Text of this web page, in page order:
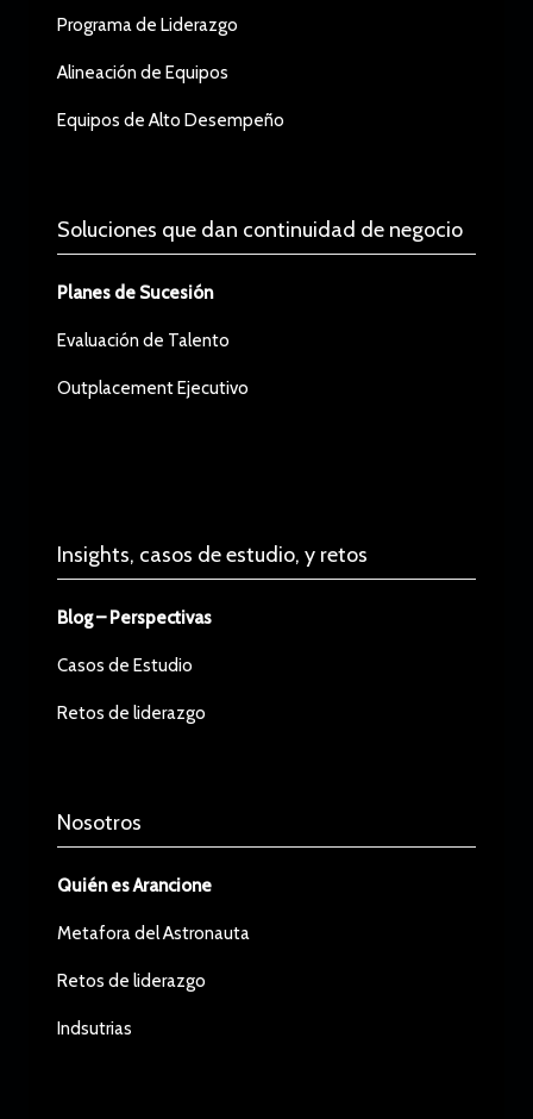
Programa de Liderazgo
Alineación de Equipos
Equipos de Alto Desempeño
Soluciones que dan continuidad de negocio
Planes de Sucesión
Evaluación de Talento
Outplacement Ejecutivo
Insights, casos de estudio, y retos
Blog – Perspectivas
Casos de Estudio
Retos de liderazgo
Nosotros
Quién es Arancione
Metafora del Astronauta
Retos de liderazgo
Indsutrias